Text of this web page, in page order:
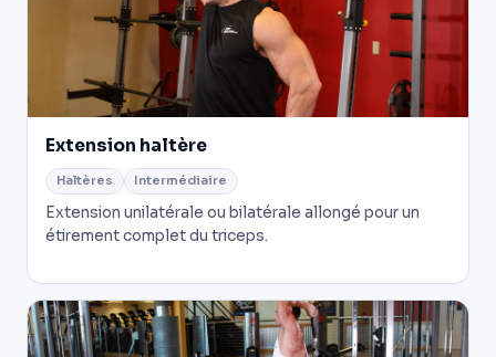
Extension haltère
Haltères Intermédiaire
Extension unilatérale ou bilatérale allongé pour un
étirement complet du triceps.